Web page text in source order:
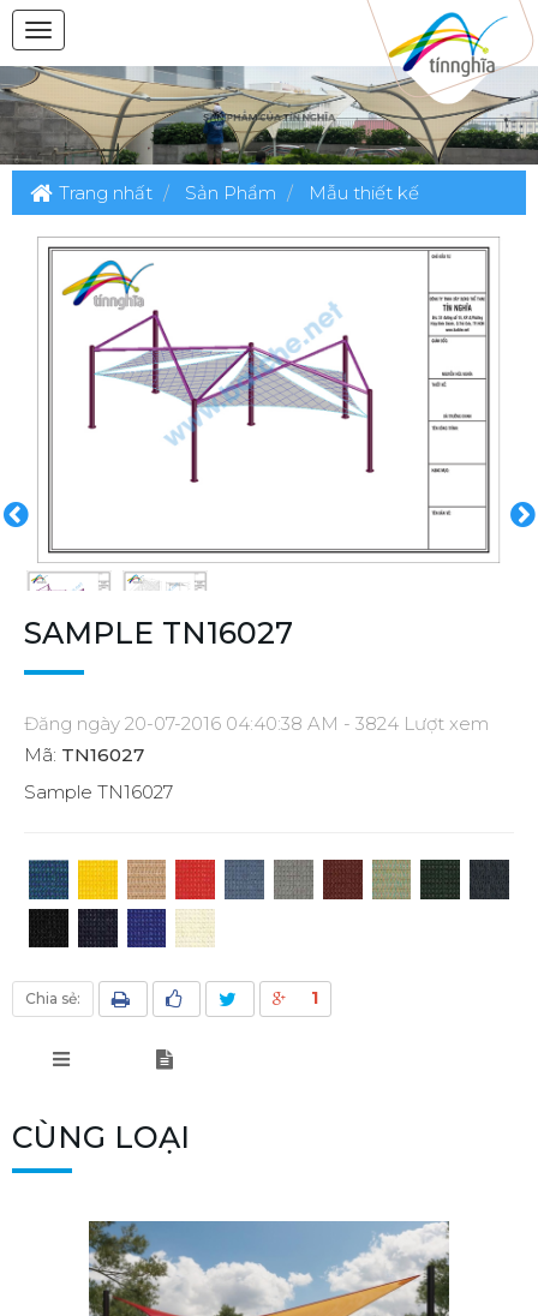
Trang nhất Sản Phẩm Mẫu thiết kế
SAMPLE TN16027
Đăng ngày 20-07-2016 04:40:38 AM - 3824 Lượt xem
Mã: TN16027
Sample TN16027
Chia sẻ: 1
CÙNG LOẠI